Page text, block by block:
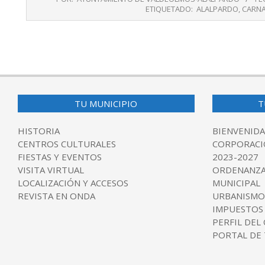
27
ETIQUETADO: ALALPARDO,
TU MUNICIPIO
HISTORIA
CENTROS CULTURALES
FIESTAS Y EVENTOS
VISITA VIRTUAL
LOCALIZACIÓN Y ACCESOS
REVISTA EN ONDA
BIENVENIDA
2023-2027
MUNICIPAL
URBANISMO
PERFIL DEL
PORTAL DE